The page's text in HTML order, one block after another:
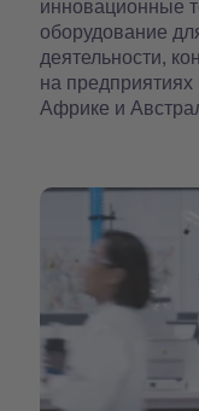
инновационные
оборудование
деятельности,
на
Африке и